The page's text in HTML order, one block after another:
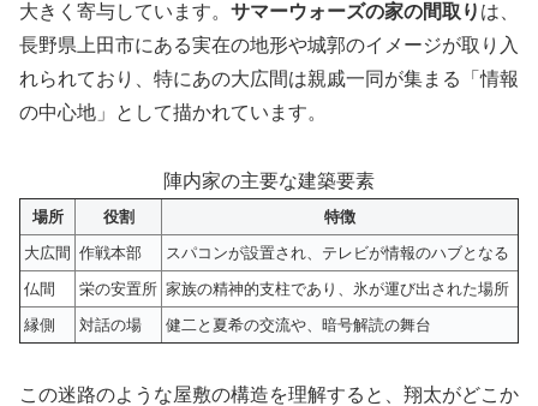
大きく寄与しています。 サマーウォーズの家の間取り は、
長野県上田市にある実在の地形や城郭のイメージが取り入
れられており、特にあの大広間は親戚一同が集まる「情報
の中心地」として描かれています。
陣内家の主要な建築要素
場所 役割
特徴
大広間 作戦本部
スパコンが設置され、テレビが情報のハブとなる
仏間
栄の安置所 家族の精神的支柱であり、氷が運び出された場所
縁側
対話の場 健二と夏希の交流や、暗号解読の舞台
この迷路のような屋敷の構造を理解すると、翔太がどこか